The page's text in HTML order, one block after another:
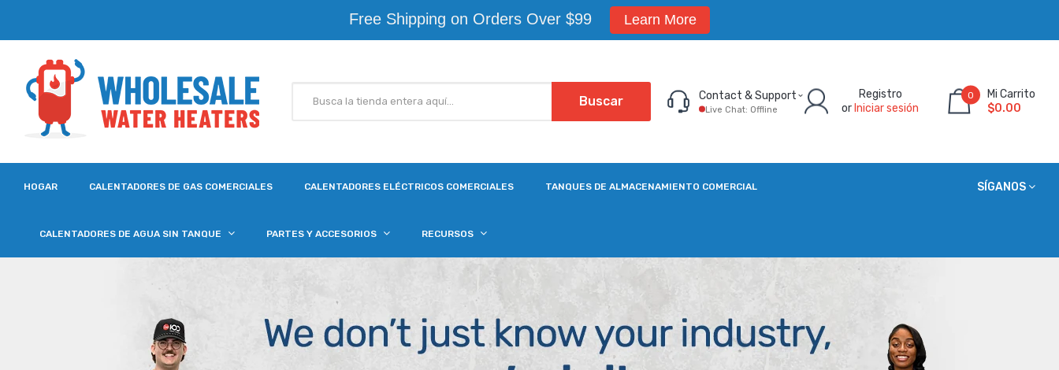
Free Shipping on Orders Over $99 Learn More
Buscar Contact & Support
Live Chat: Offline
Registro
or Iniciar sesión
0
Mi Carrito
$0.00
SÍGANOS
HOGAR CALENTADORES DE GAS COMERCIALES CALENTADORES ELÉCTRICOS COMERCIALES TANQUES DE ALMACENAMIENTO COMERCIAL
CALENTADORES DE AGUA SIN TANQUE PARTES Y ACCESORIOS RECURSOS